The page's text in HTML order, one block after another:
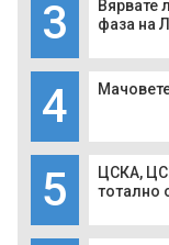
3
Вярвате
фаза на
4
5
ЦСКА,
тотално